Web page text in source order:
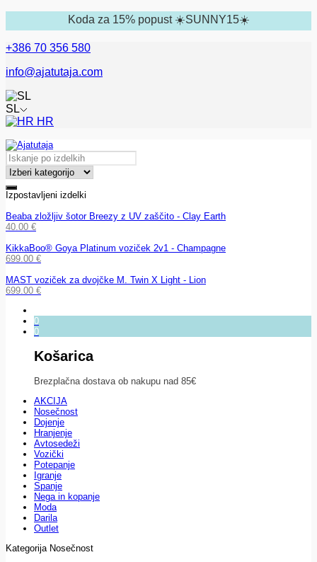
Koda za 15% popust ☀️SUNNY15☀️
+386 70 356 580
info@ajatutaja.com
SL
HR
Izpostavljeni izdelki
Beaba zložljiv šotor Breezy z UV zaščito - Clay Earth
40.00 €
KikkaBoo® Goya Platinum voziček 2v1 - Champagne
699.00 €
MAST voziček za dvojčke M. Twin X Light - Lion
699.00 €
0
0
Košarica
Brezplačna dostava ob nakupu nad 85€
AKCIJA
Nosečnost
Dojenje
Hranjenje
Avtosedeži
Vozički
Potepanje
Igranje
Spanje
Nega in kopanje
Moda
Darila
Outlet
Kategorija Nosečnost